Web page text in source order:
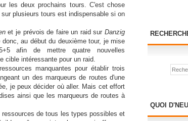
les deux prochains tours. C'est chose
plusieurs tours est indispensable si on
et je prévois de faire un raid surDanzig
donc, au début du deuxième tour, je mise
afin de mettre quatre nouvelles
cible intéressante pour un raid.
manquantes pour établir trois
un des marqueurs de routes d'une
je peux décider où aller. Mais cet effort
ainsi que les marqueurs de routes à
de tous les types possibles et
QUOI